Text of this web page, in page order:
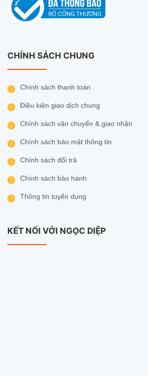
CHÍNH SÁCH CHUNG
Chính sách thanh toán
Điều kiện giao dịch chung
Chính sách vận chuyển & giao nhận
Chính sách bảo mật thông tin
Chính sách đổi trả
Chính sách bảo hành
Thông tin tuyển dụng
KẾT NỐI VỚI NGỌC DIỆP